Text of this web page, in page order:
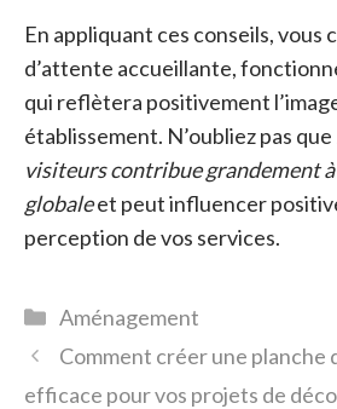
En appliquant ces conseils, vous
d’attente accueillante,
qui reflètera positivement
établissement. N’oubliez pas que
visiteurs contribue grandement
globaleet peut influencer
perception de vos services.
Catégories
Aménagement
Comment créer une planche
efficace pour vos projets de